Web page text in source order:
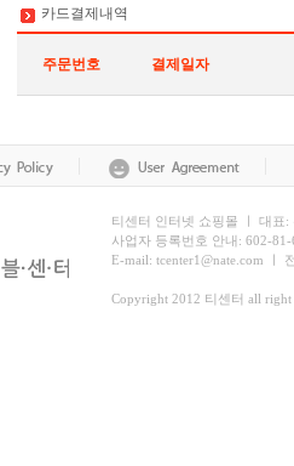
카드결제내역
주문번호 결제일자
티센터 인터넷 쇼핑몰 ㅣ 대표
사업자 등록번호 안내: 602-
E-mail: tcenter1@nate.com ㅣ
Copyright 2012 티센터 all right